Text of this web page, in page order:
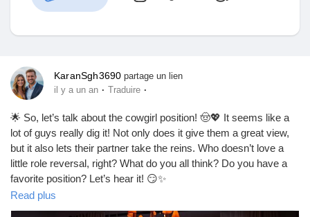
Découvrir Groupes
Mes groupes
KaranSgh3690 partage un lien
il y a un an · Traduire ·
🌟 So, let’s talk about the cowgirl position! 🤠💖 It seems like a
lot of guys really dig it! Not only does it give them a great view,
but it also lets their partner take the reins. Who doesn’t love a
little role reversal, right? What do you all think? Do you have a
favorite position? Let’s hear it! 😏✨
https://missionarysexpositions.blogspot.com/2025/09/do-men-
like-cowgirl-position.html
Read plus